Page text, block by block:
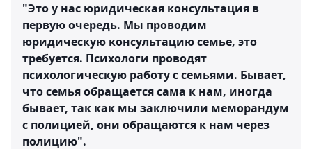
"Это у нас юридическая консультация в
первую очередь. Мы проводим
юридическую консультацию семье, это
требуется. Психологи проводят
психологическую работу с семьями. Бывает,
что семья обращается сама к нам, иногда
бывает, так как мы заключили меморандум
с полицией, они обращаются к нам через
полицию".